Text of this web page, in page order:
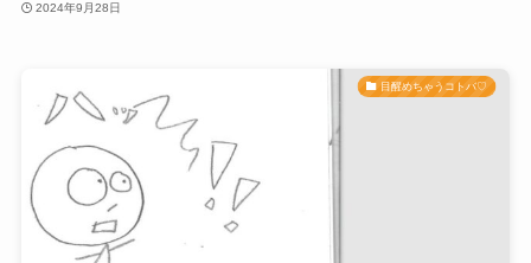
2024年9月28日
目醒めちゃうコトバ♡